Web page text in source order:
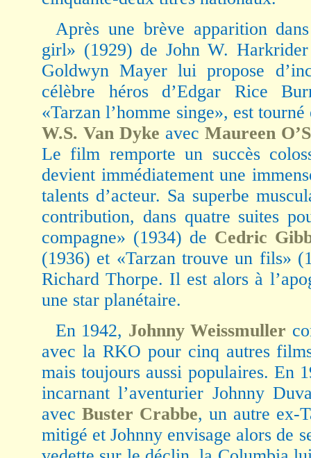
Après une brève apparition
girl» (1929) de John W.
Goldwyn Mayer lui propose
célèbre héros d’Edgar Rice
«Tarzan l’homme singe», est
W.S. Van Dyke avec Maureen
Le film remporte un succès
devient immédiatement une
talents d’acteur. Sa superbe
contribution, dans quatre suites
compagne» (1934) de Cedric
(1936) et «Tarzan trouve un fils»
Richard Thorpe. Il est alors à
une star planétaire.
En 1942, Johnny Weissmuller
avec la RKO pour cinq autres
mais toujours aussi populaires. En
incarnant l’aventurier Johnny
avec Buster Crabbe, un autre ex-
mitigé et Johnny envisage alors de